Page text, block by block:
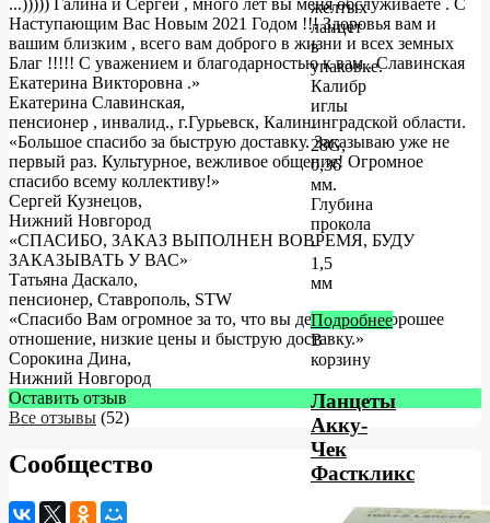
...))))) Галина и Сергей , много лет вы меня обслуживаете . С
Наступающим Вас Новым 2021 Годом !!! Здоровья вам и
вашим близким , всего вам доброго в жизни и всех земных
Благ !!!!! С уважением и благодарностью к вам . Славинская
Екатерина Викторовна .»
Екатерина Славинская,
пенсионер , инвалид., г.Гурьевск, Калининградской области.
«Большое спасибо за быструю доставку. Заказываю уже не
первый раз. Культурное, вежливое общение! Огромное
спасибо всему коллективу!»
Сергей Кузнецов,
Нижний Новгород
«СПАСИБО, ЗАКАЗ ВЫПОЛНЕН ВОВРЕМЯ, БУДУ
ЗАКАЗЫВАТЬ У ВАС»
Татьяна Даскало,
пенсионер, Ставрополь, STW
«Спасибо Вам огромное за то, что вы делаете! За хорошее
отношение, низкие цены и быструю доставку.»
Сорокина Дина,
Нижний Новгород
Оставить отзыв
Все отзывы (52)
Сообщество
желтых
ланцет
в
упаковке.
Калибр
иглы
-
28G,
0,36
мм.
Глубина
прокола
-
1,5
мм
Подробнее
В
корзину
Ланцеты
Акку-
Чек
Фасткликс